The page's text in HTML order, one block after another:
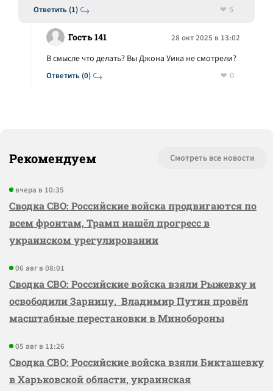
Ответить (1)
5
Гость 141 28 окт 2025 в 13:02
Ответить (0)
В смысле что делать? Вы Джона Уика не смотрели?
0
Рекомендуем Смотреть все новости
вчера в 10:35
Сводка СВО: Российские войска продвигаются по
всем фронтам, Трамп нашёл прогресс в
украинском урегулировании
06 авг в 08:01
Сводка СВО: Российские войска взяли Рыжевку и
освободили Зарницу, Владимир Путин провёл
масштабные перестановки в Минобороны
05 авг в 11:26
Сводка СВО: Российские войска взяли Бикташевку
в Харьковской области, украинская